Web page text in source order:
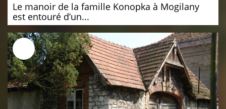
Le manoir de la famille Konopka à Mogilany
est entouré d’un...